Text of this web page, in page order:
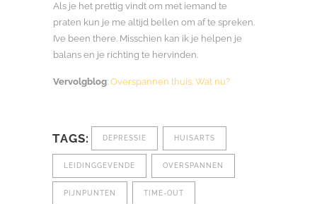
Als je het prettig vindt om met iemand te
praten kun je me altijd bellen om af te spreken.
I’ve been there. Misschien kan ik je helpen je
balans en je richting te hervinden.
Vervolgblog: Overspannen thuis. Wat nu?
TAGS: DEPRESSIE HUISARTS
LEIDINGGEVENDE OVERSPANNEN
PIJNPUNTEN TIME-OUT